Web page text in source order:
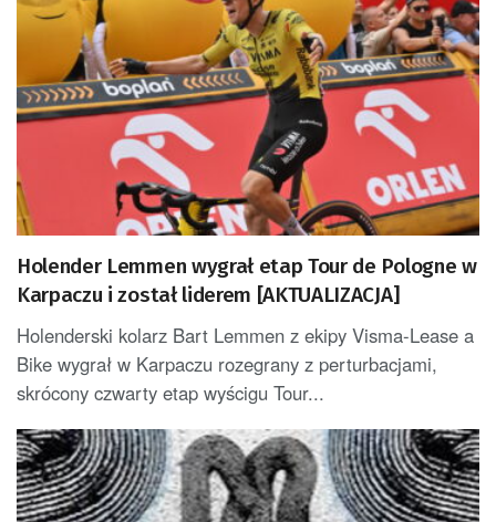
Holender Lemmen wygrał etap Tour de Pologne w
Karpaczu i został liderem [AKTUALIZACJA]
Holenderski kolarz Bart Lemmen z ekipy Visma-Lease a
Bike wygrał w Karpaczu rozegrany z perturbacjami,
skrócony czwarty etap wyścigu Tour...